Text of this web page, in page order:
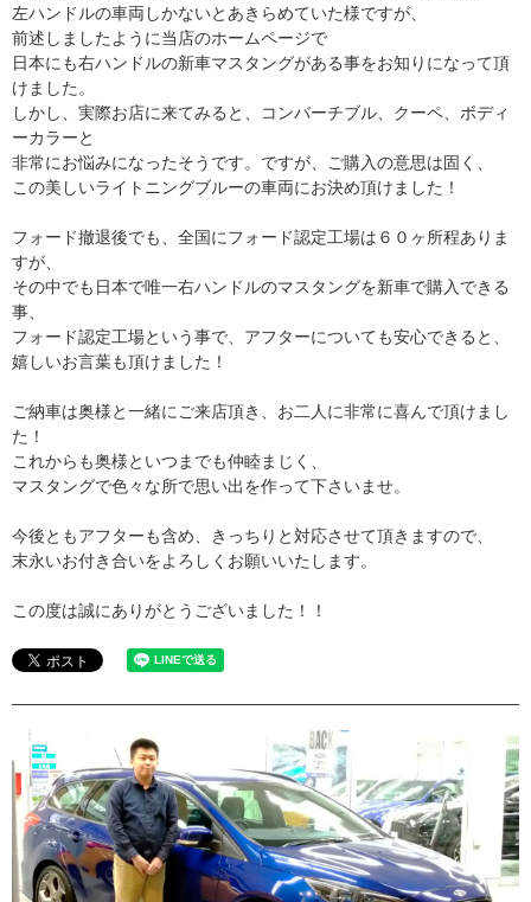
左ハンドルの車両しかないとあきらめていた様ですが、
前述しましたように当店のホームページで
日本にも右ハンドルの新車マスタングがある事をお知りになって頂
けました。
しかし、実際お店に来てみると、コンバーチブル、クーペ、ボディ
ーカラーと
非常にお悩みになったそうです。ですが、ご購入の意思は固く、
この美しいライトニングブルーの車両にお決め頂けました！
フォード撤退後でも、全国にフォード認定工場は６０ヶ所程ありま
すが、
その中でも日本で唯一右ハンドルのマスタングを新車で購入できる
事、
フォード認定工場という事で、アフターについても安心できると、
嬉しいお言葉も頂けました！
ご納車は奥様と一緒にご来店頂き、お二人に非常に喜んで頂けまし
た！
これからも奥様といつまでも仲睦まじく、
マスタングで色々な所で思い出を作って下さいませ。
今後ともアフターも含め、きっちりと対応させて頂きますので、
末永いお付き合いをよろしくお願いいたします。
この度は誠にありがとうございました！！